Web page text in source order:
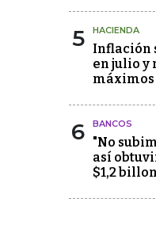
5 HACIENDA
Inflación
en julio y
máximos
6 BANCOS
"No
así
$1,2